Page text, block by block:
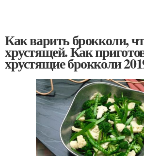
Как варить брокколи,
хрустящей. Как
хрустящие брокколи